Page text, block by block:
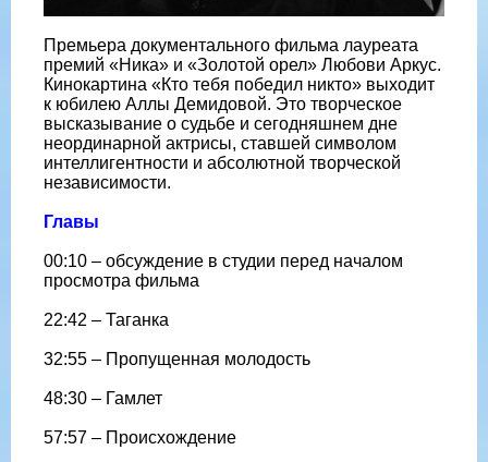
Премьера документального фильма лауреата
премий «Ника» и «Золотой орел» Любови Аркус.
Кинокартина «Кто тебя победил никто» выходит
к юбилею Аллы Демидовой. Это творческое
высказывание о судьбе и сегодняшнем дне
неординарной актрисы, ставшей символом
интеллигентности и абсолютной творческой
независимости.
Главы
00:10 – обсуждение в студии перед началом
просмотра фильма
22:42 – Таганка
32:55 – Пропущенная молодость
48:30 – Гамлет
57:57 – Происхождение